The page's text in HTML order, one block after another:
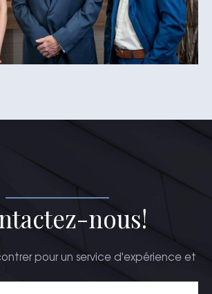
nous!
pour un service d'expérience et